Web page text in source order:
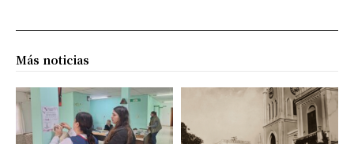
Más noticias